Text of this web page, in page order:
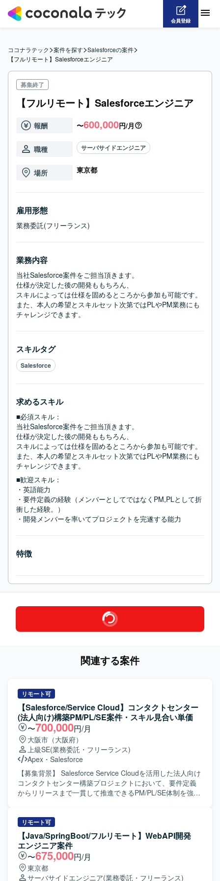
会員登録
ココナラテック>案件を探す>Salesforceの案件>
【フルリモート】Salesforceエンジニア
募集終了
【フルリモート】Salesforceエンジニア
報酬 〜600,000円/月
職種 サーバサイドエンジニア
場所 東京都
雇用形態
業務委託(フリーランス)
業務内容
当社Salesforce案件をご担当頂きます。
仕様が決定した後の開発ももちろん、
スキルによっては仕様を固めるところから参加も可能です。
また、本人の希望とスキルセット次第ではPLやPM業務にも
チャレンジできます。
スキルタグ
Salesforce
求めるスキル
■必須スキル：
当社Salesforce案件をご担当頂きます。
仕様が決定した後の開発ももちろん、
スキルによっては仕様を固めるところから参加も可能です。
また、本人の希望とスキルセット次第ではPLやPM業務にも
チャレンジできます。
■歓迎スキル：
・英語能力
・要件定義の経験（メンバーとしてではなくPM,PLとして折
衝した経験。）
・開発メンバーを率いてプロジェクトを完遂する能力
特徴
関連する案件
リモート可
【Salesforce/Service Cloud】コンタクトセンター
(法人向け)構築PM/PL/SE案件・スキル見合い単価
〜700,000円/月
大阪市（大阪府）
上級SE(業務委託・フリーランス)
Apex ・ Salesforce
【募集背景】 Salesforce Service Cloudを活用した法人向け
コンタクトセンター構築プロジェクトにおいて、要件定義
からリリースまで一貫して推進できるPM/PL/SE体制を強化
ル調整、顧客折衝、各種会議のファシリテート、メンバー
管理、成果物レビューおよび品質・納期・スコープ管理を
ご担当いただきます。 PLとしては、業務要件整理、業務お
よび運用フロー設計、Salesforce機能設計・仕様調整、設計
レビュー、開発メンバーの管理・フォロー、テスト計画や
移行・リリース支援をご担当いただきます。 SEとしては、
リモート可
【Java/SpringBoot/フルリモート】WebAPI開発
エンジニア案件
〜675,000円/月
東京都
サーバサイドエンジニア(業務委託・フリーランス)